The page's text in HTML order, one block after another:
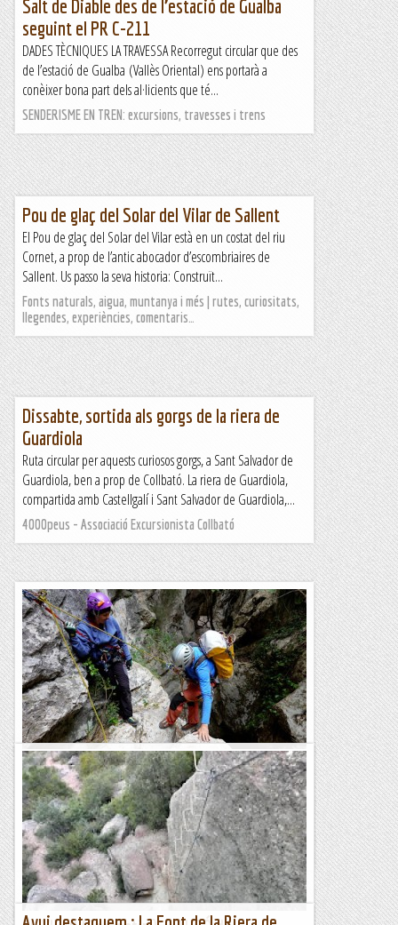
Salt de Diable des de l’estació de Gualba
seguint el PR C-211
DADES TÈCNIQUES LA TRAVESSA Recorregut circular que des
de l’estació de Gualba (Vallès Oriental) ens portarà a
conèixer bona part dels al·licients que té...
SENDERISME EN TREN: excursions, travesses i trens
Pou de glaç del Solar del Vilar de Sallent
El Pou de glaç del Solar del Vilar està en un costat del riu
Cornet, a prop de l’antic abocador d’escombriaires de
Sallent. Us passo la seva historia: Construït...
Fonts naturals, aigua, muntanya i més | rutes, curiositats,
llegendes, experiències, comentaris…
Dissabte, sortida als gorgs de la riera de
Guardiola
Ruta circular per aquests curiosos gorgs, a Sant Salvador de
Guardiola, ben a prop de Collbató. La riera de Guardiola,
compartida amb Castellgalí i Sant Salvador de Guardiola,...
4000peus - Associació Excursionista Collbató
Torrent des Gorg des Diners
El Torrent des Gorg des Diners és un dels barrancs més llargs
de Mallorca, ja que té un total de 26 ràples, a més de
diversos ressalts desgrimpables. És...
Blog de muntanya